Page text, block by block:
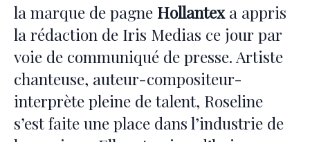
la marque de pagne Hollantexa appris
la rédaction de Iris Medias ce jour par
voie de communiqué de presse. Artiste
chanteuse, auteur-compositeur-
interprète pleine de talent, Roseline
s’est faite une place dans l’industrie de